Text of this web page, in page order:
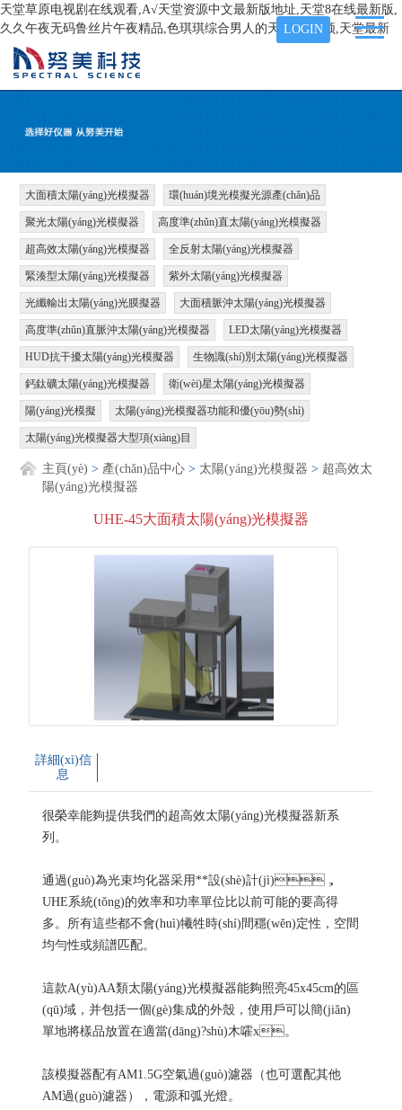
天堂草原电视剧在线观看,А√天堂资源中文最新版地址,天堂8在线最新版,
久久午夜无码鲁丝片午夜精品,色琪琪综合男人的天堂AⅤ视频,天堂最新
LOGIN
大面積太陽(yáng)光模擬器 環(huán)境光模擬光源產(chǎn)品
聚光太陽(yáng)光模擬器 高度準(zhǔn)直太陽(yáng)光模擬器
超高效太陽(yáng)光模擬器 全反射太陽(yáng)光模擬器
緊湊型太陽(yáng)光模擬器 紫外太陽(yáng)光模擬器
光纖輸出太陽(yáng)光膜擬器 大面積脈沖太陽(yáng)光模擬器
高度準(zhǔn)直脈沖太陽(yáng)光模擬器 LED太陽(yáng)光模擬器
HUD抗干擾太陽(yáng)光模擬器 生物識(shí)別太陽(yáng)光模擬器
鈣鈦礦太陽(yáng)光模擬器 衛(wèi)星太陽(yáng)光模擬器
陽(yáng)光模擬 太陽(yáng)光模擬器功能和優(yōu)勢(shì)
太陽(yáng)光模擬器大型項(xiàng)目
主頁(yè) > 產(chǎn)品中心 > 太陽(yáng)光模擬器 > 超高效太
陽(yáng)光模擬器
UHE-45大面積太陽(yáng)光模擬器
詳細(xì)信
息
很榮幸能夠提供我們的超高效太陽(yáng)光模擬器新系
列。
通過(guò)為光束均化器采用**設(shè)計(jì)，
UHE系統(tǒng)的效率和功率單位比以前可能的要高得
多。所有這些都不會(huì)犧牲時(shí)間穩(wěn)定性，空間
均勻性或頻譜匹配。
這款A(yù)AA類太陽(yáng)光模擬器能夠照亮45x45cm的區
(qū)域，并包括一個(gè)集成的外殼，使用戶可以簡(jiǎn)
單地將樣品放置在適當(dāng)?shù)木嚯x。
該模擬器配有AM1.5G空氣過(guò)濾器（也可選配其他
AM過(guò)濾器），電源和弧光燈。